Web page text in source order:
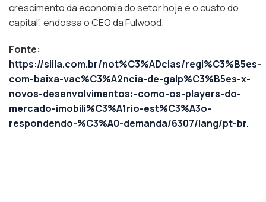
crescimento da economia do setor hoje é o custo do
capital”, endossa o CEO da Fulwood.
Fonte:
https://siila.com.br/not%C3%ADcias/regi%C3%B5es-
com-baixa-vac%C3%A2ncia-de-galp%C3%B5es-x-
novos-desenvolvimentos:-como-os-players-do-
mercado-imobili%C3%A1rio-est%C3%A3o-
respondendo-%C3%A0-demanda/6307/lang/pt-br.